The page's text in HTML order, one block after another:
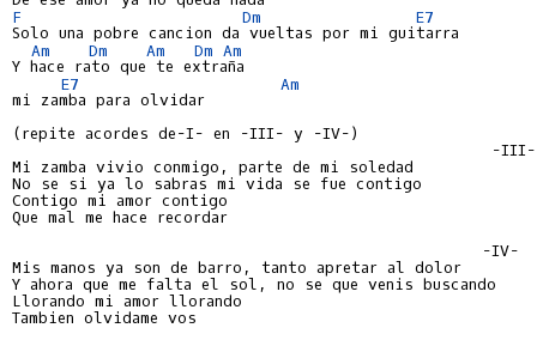
F
Dm
E7
Solo una pobre cancion da vueltas por mi guitarra
Am
Dm Am Dm Am
Y hace rato que te extraña
E7
Am
mi zamba para olvidar
(repite acordes de-I- en -III- y -IV-)
                                                  -III-
Mi zamba vivio conmigo, parte de mi soledad
No se si ya lo sabras mi vida se fue contigo
Contigo mi amor contigo
Que mal me hace recordar
                                                 -IV-
Mis manos ya son de barro, tanto apretar al dolor
Y ahora que me falta el sol, no se que venis buscando
Llorando mi amor llorando
Tambien olvidame vos